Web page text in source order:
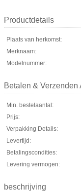
Productdetails
Plaats van herkomst:
Merknaam:
Modelnummer:
Betalen &
Min. bestelaantal:
Prijs:
Verpakking Details:
Levertijd:
Betalingscondities:
Levering vermogen:
beschrijving